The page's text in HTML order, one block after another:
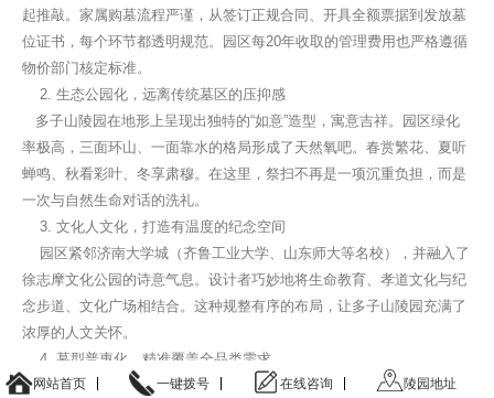
起推敲。家属购墓流程严谨，从签订正规合同、开具全额票据到发放墓
位证书，每个环节都透明规范。园区每20年收取的管理费用也严格遵循
物价部门核定标准。
2. 生态公园化，远离传统墓区的压抑感
多子山陵园在地形上呈现出独特的“如意”造型，寓意吉祥。园区绿化
率极高，三面环山、一面靠水的格局形成了天然氧吧。春赏繁花、夏听
蝉鸣、秋看彩叶、冬享肃穆。在这里，祭扫不再是一项沉重负担，而是
一次与自然生命对话的洗礼。
3. 文化人文化，打造有温度的纪念空间
园区紧邻济南大学城（齐鲁工业大学、山东师大等名校），并融入了
徐志摩文化公园的诗意气息。设计者巧妙地将生命教育、孝道文化与纪
念步道、文化广场相结合。这种规整有序的布局，让多子山陵园充满了
浓厚的人文关怀。
4. 墓型普惠化，精准覆盖全品类需求
园区坚决响应“绿色殡葬”号召，主打高性价比的生态节地墓位。墓型
网站首页 一键拨号 在线咨询 陵园地址